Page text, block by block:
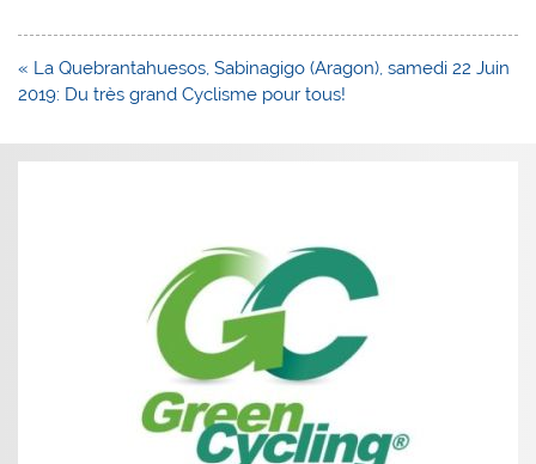
Navigation
de
« La Quebrantahuesos, Sabinagigo (Aragon), samedi 22 Juin
2019: Du très grand Cyclisme pour tous!